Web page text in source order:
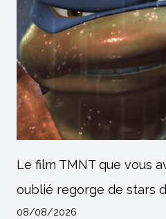
Le film TMNT que vous
oublié regorge de stars
08/08/2026